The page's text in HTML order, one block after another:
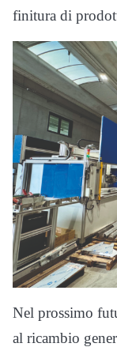
finitura di
Nel prossimo
al ricambio